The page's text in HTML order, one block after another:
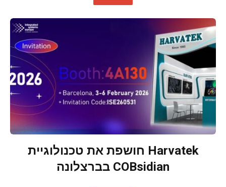
Harvatek חושפת את טכנולוגיית
COBsidian בברצלונה